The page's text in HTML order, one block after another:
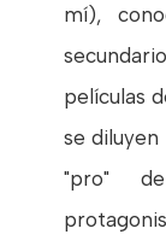
mí),
películas
se
"pro"